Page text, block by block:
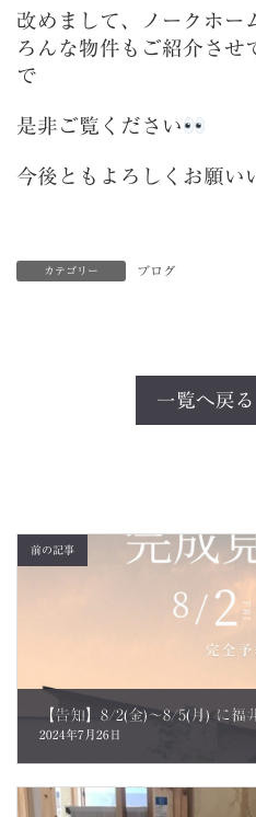
改めまして、ノークホー
ろんな物件もご紹介させ
で
是非ご覧ください
今後ともよろしくお願い
カテゴリー ブログ
一覧へ戻る
前の記事
2024年7月26日